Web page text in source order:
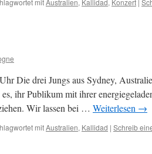
mitAustralien, Kallidad, Konzert |
Die drei Jungs aus Sydney,
ihr Publikum mit ihrer
Wir lassen bei … Weiterlesen →
mitAustralien, Kallidad | Schreib